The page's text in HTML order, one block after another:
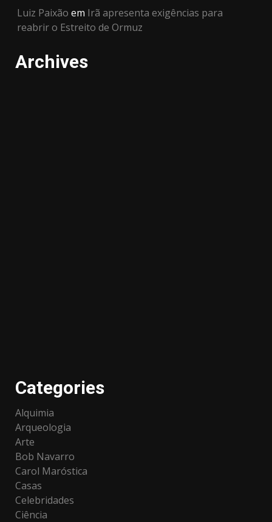
Luiz Paixão em Irã apresenta exigências para
reabrir o Estreito de Ormuz
Archives
Categories
Alquimia
Arqueologia
Arte
Bob Navarro
Carol Maróstica
Casas
Celebridades
Ciência